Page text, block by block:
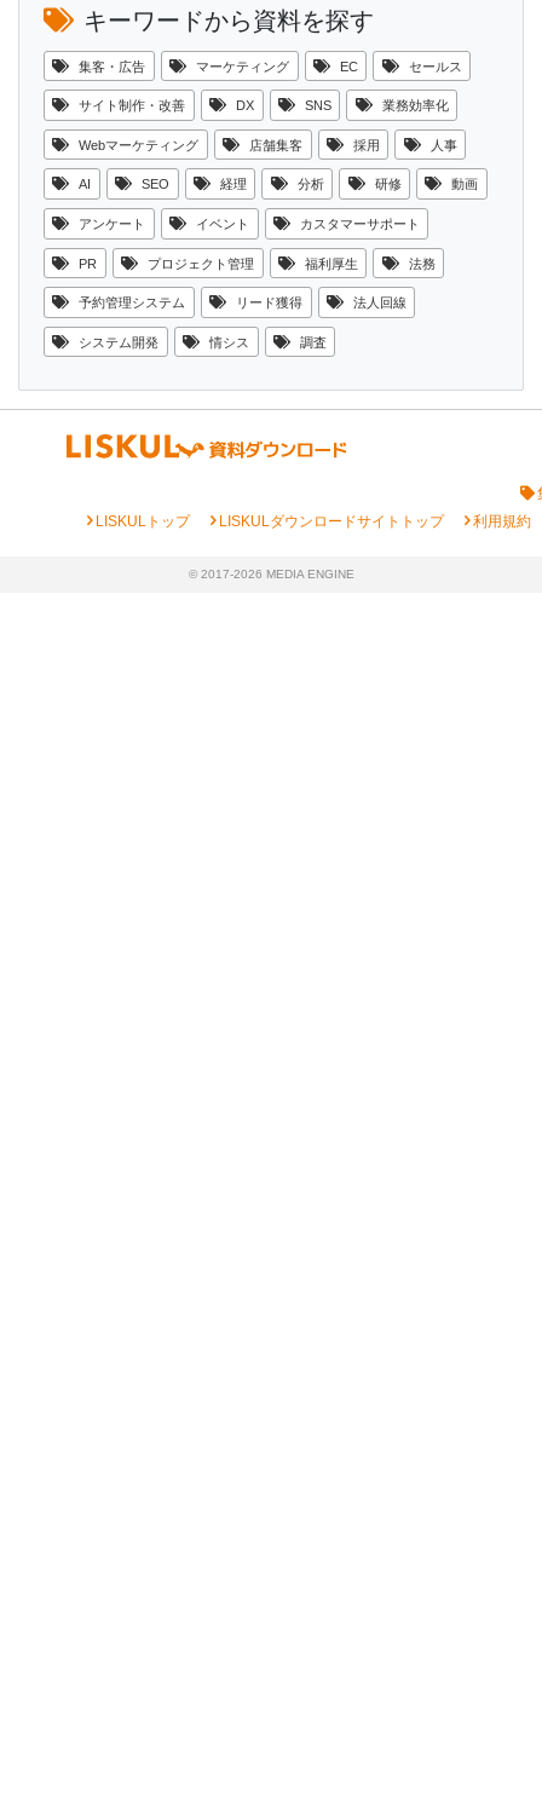
キーワードから資料を探す
集客・広告 マーケティング EC セールス
サイト制作・改善 DX SNS 業務効率化
Webマーケティング 店舗集客 採用 人事
AI SEO 経理 分析 研修 動画
アンケート イベント カスタマーサポート
PR プロジェクト管理 福利厚生 法務
予約管理システム リード獲得 法人回線
システム開発 情シス 調査
chevron_rightLISKULトップ chevron_rightLISKULダウンロードサイトトップ chevron_right利用規約
© 2017-2026 MEDIA ENGINE